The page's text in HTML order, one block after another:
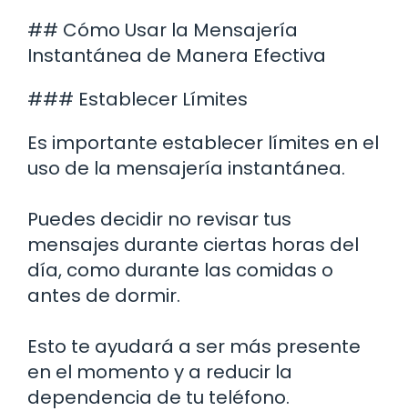
## Cómo Usar la Mensajería
Instantánea de Manera Efectiva
### Establecer Límites
Es importante establecer límites en el
uso de la mensajería instantánea.
Puedes decidir no revisar tus
mensajes durante ciertas horas del
día, como durante las comidas o
antes de dormir.
Esto te ayudará a ser más presente
en el momento y a reducir la
dependencia de tu teléfono.